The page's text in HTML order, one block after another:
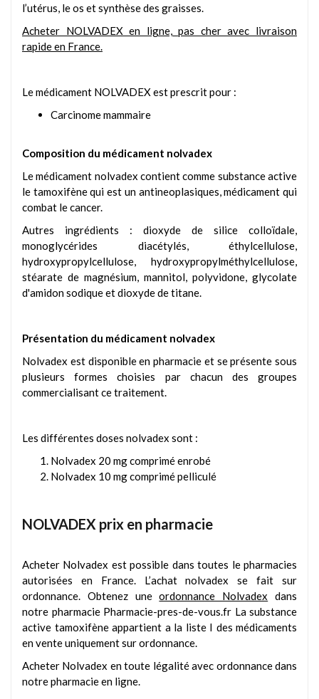
l’utérus, le os et synthèse des graisses.
Acheter NOLVADEX en ligne, pas cher avec livraison
rapide en France.
Le médicament NOLVADEX est prescrit pour :
Carcinome mammaire
Composition du médicament nolvadex
Le médicament nolvadex contient comme substance active
le tamoxifène qui est un antineoplasiques, médicament qui
combat le cancer.
Autres ingrédients : dioxyde de silice colloïdale,
monoglycérides diacétylés, éthylcellulose,
hydroxypropylcellulose, hydroxypropylméthylcellulose,
stéarate de magnésium, mannitol, polyvidone, glycolate
d'amidon sodique et dioxyde de titane.
Présentation du médicament nolvadex
Nolvadex est disponible en pharmacie et se présente sous
plusieurs formes choisies par chacun des groupes
commercialisant ce traitement.
Les différentes doses nolvadex sont :
Nolvadex 20 mg comprimé enrobé
Nolvadex 10 mg comprimé pelliculé
NOLVADEX prix en pharmacie
Acheter Nolvadex est possible dans toutes le pharmacies
autorisées en France. L’achat nolvadex se fait sur
ordonnance. Obtenez uneordonnance Nolvadex dans
notre pharmacie Pharmacie-pres-de-vous.fr La substance
active tamoxifène appartient a la liste I des médicaments
en vente uniquement sur ordonnance.
Acheter Nolvadex en toute légalité avec ordonnance dans
notre pharmacie en ligne.